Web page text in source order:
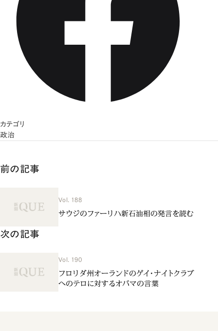
カテゴリ
政治
前の記事
Vol. 188
サウジのファーリハ新石油相の発言を読む
次の記事
Vol. 190
フロリダ州オーランドのゲイ・ナイトクラブ
へのテロに対するオバマの言葉